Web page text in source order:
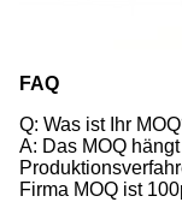
FAQ
Q: Was ist Ihr
A: Das MOQ
Firma MOQ ist